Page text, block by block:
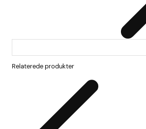
Relaterede produkter